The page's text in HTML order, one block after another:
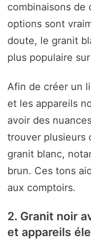
combinaisons de
options sont
doute, le granit
plus populaire
Afin de créer un
et les appareils
avoir des
trouver plusieurs
granit blanc,
brun. Ces tons
aux comptoirs.
2. Granit noir
et appareils